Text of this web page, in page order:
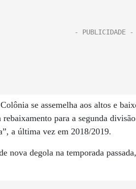
se assemelha aos altos e
para a segunda
a última vez em 2018/2019.
nova degola na temporada